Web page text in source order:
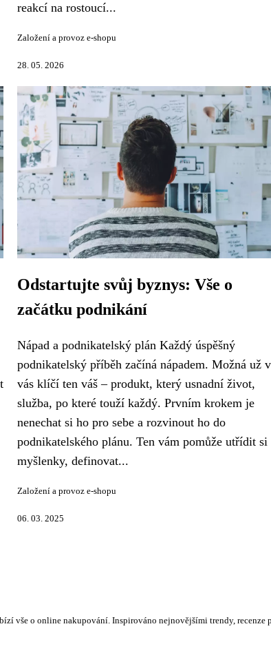
reakcí na rostoucí...
Založení a provoz e-shopu
28. 05. 2026
Odstartujte svůj byznys: Vše o
začátku podnikání
Nápad a podnikatelský plán Každý úspěšný
podnikatelský příběh začíná nápadem. Možná už
vás klíčí ten váš – produkt, který usnadní život,
služba, po které touží každý. Prvním krokem je
nenechat si ho pro sebe a rozvinout ho do
podnikatelského plánu. Ten vám pomůže utřídit si
myšlenky, definovat...
Založení a provoz e-shopu
06. 03. 2025
vše o online nakupování. Inspirováno nejnovějšími trendy,